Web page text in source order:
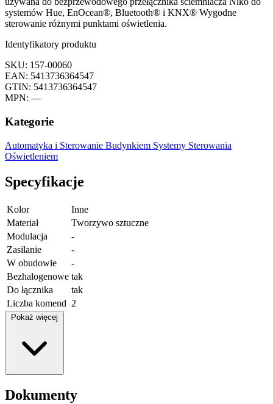
systemów Hue, EnOcean®, Bluetooth® i KNX® Wygodne
sterowanie różnymi punktami oświetlenia.
Identyfikatory produktu
SKU: 157-00060
EAN: 5413736364547
GTIN: 5413736364547
MPN: —
Kategorie
Automatyka i Sterowanie Budynkiem Systemy Sterowania
Oświetleniem
Specyfikacje
Kolor
Inne
Materiał
Tworzywo sztuczne
Modulacja
-
Zasilanie
-
W obudowie
-
Bezhalogenowe tak
Do łącznika
tak
Liczba komend 2
Pokaż więcej
Dokumenty